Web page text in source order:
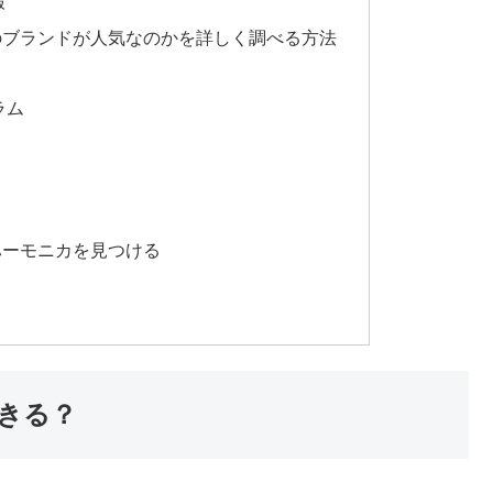
ランドが人気なのかを詳しく調べる方法
ム
モニカを見つける
る？